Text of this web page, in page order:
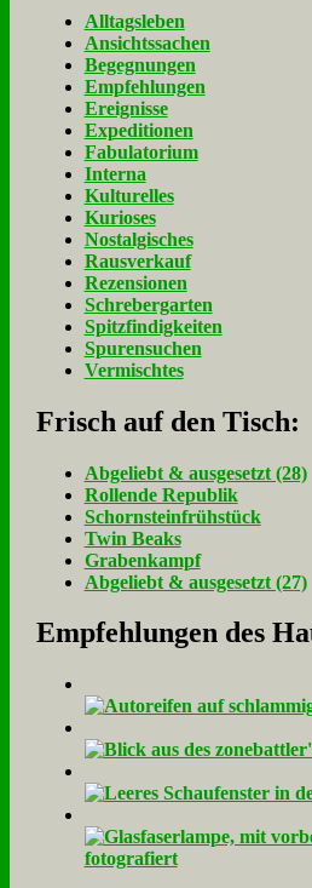
Alltagsleben
Ansichtssachen
Begegnungen
Empfehlungen
Ereignisse
Expeditionen
Fabulatorium
Interna
Kulturelles
Kurioses
Nostalgisches
Rausverkauf
Rezensionen
Schrebergarten
Spitzfindigkeiten
Spurensuchen
Vermischtes
Frisch auf den Tisch:
Ab­ge­liebt & aus­ge­setzt (28)
Rol­len­de Re­pu­blik
Schorn­stein­früh­stück
Twin Beaks
Gra­ben­kampf
Ab­ge­liebt & aus­ge­setzt (27)
Empfehlungen des